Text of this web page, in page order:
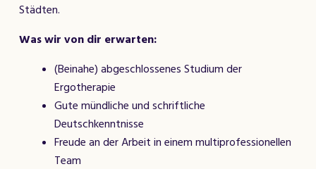
Städten.
Was wir von dir erwarten:
(Beinahe) abgeschlossenes Studium der
Ergotherapie
Gute mündliche und schriftliche
Deutschkenntnisse
Freude an der Arbeit in einem multiprofessionellen
Team